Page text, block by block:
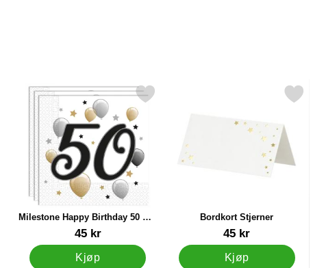
Milestone Happy Birthday 50 Års
Servietter
Varenummer 34856
45 kr
Kjøp
Merk milestone Happy Birthday 50 Års Servietter som favoritt
Bordkort Stjerner
Varenummer 28695
45 kr
Kjøp
Merk bordkort